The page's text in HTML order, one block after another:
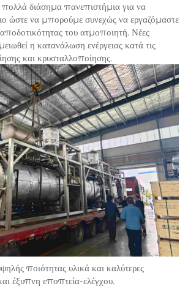
διάσημα πανεπιστήμια για να
ώστε να μπορούμε συνεχώς να εργαζόμαστε
του ατμοποιητή. Νέες
η κατανάλωση ενέργειας κατά τις
και κρυσταλλοποίησης.
ποιότητας υλικά και καλύτερες
έξυπνη εποπτεία-ελέγχου.